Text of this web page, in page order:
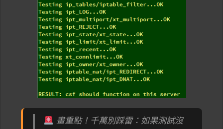
畫重點！千萬別踩雷：如果測試沒